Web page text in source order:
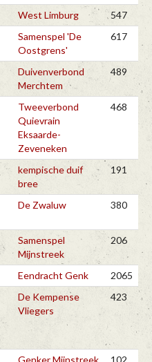
West Limburg
547
Samenspel 'De
Oostgrens'
617
Duivenverbond
Merchtem
489
Tweeverbond
Quievrain
Eksaarde-
Zeveneken
468
kempische duif
bree
191
De Zwaluw 380
Samenspel
Mijnstreek
206
Eendracht Genk
2065
De Kempense
Vliegers
423
Genker Mijnstreek 102